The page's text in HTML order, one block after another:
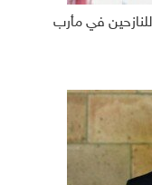
في مأرب